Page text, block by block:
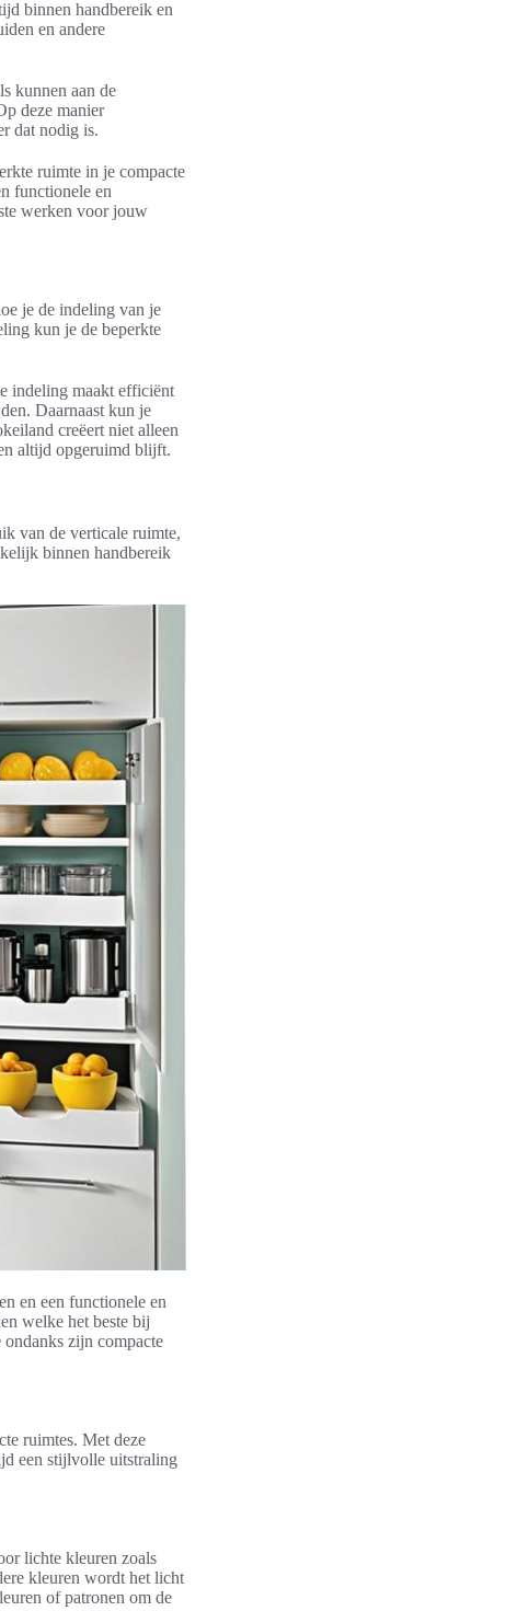
binnen handbereik en
en andere
kunnen aan de
deze manier
dat nodig is.
ruimte in je compacte
functionele en
werken voor jouw
je de indeling van je
kun je de beperkte
indeling maakt efficiënt
Daarnaast kun je
creëert niet alleen
altijd opgeruimd blijft.
van de verticale ruimte,
binnen handbereik
en een functionele en
welke het beste bij
zijn compacte
ruimtes. Met deze
een stijlvolle uitstraling
lichte kleuren zoals
kleuren wordt het licht
of patronen om de